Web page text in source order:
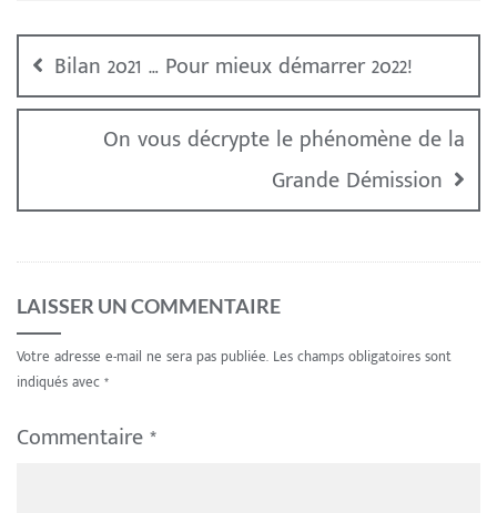
Bilan 2o21 … Pour mieux démarrer 2o22!
On vous décrypte le phénomène de la
Grande Démission
LAISSER UN COMMENTAIRE
Votre adresse e-mail ne sera pas publiée. Les champs obligatoires sont
indiqués avec*
Commentaire*